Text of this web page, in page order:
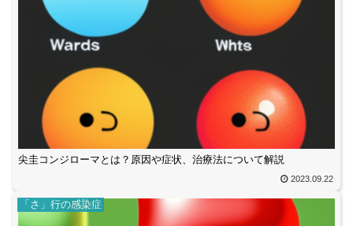
尖圭コンジローマとは？原因や症状、治療法について解説
2023.09.22
「さ」行の感染症